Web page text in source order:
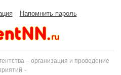
Напомнить пароль
– организация и проведение
-